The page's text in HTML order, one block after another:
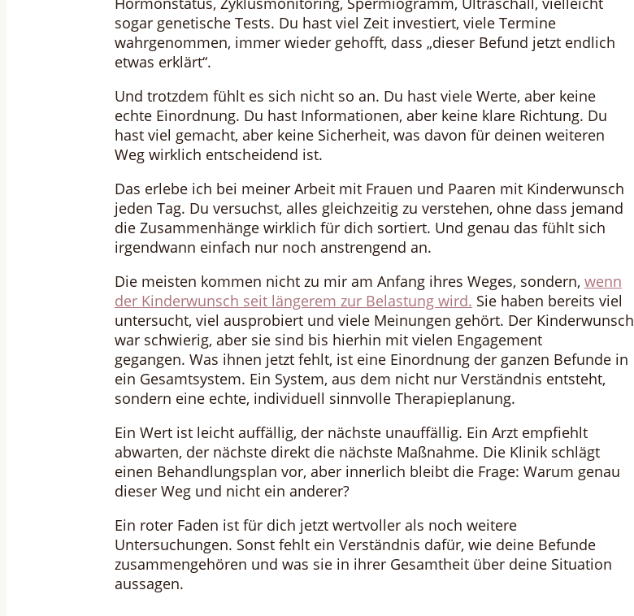
sogar genetische Tests. Du hast viel Zeit investiert, viele Termine
wahrgenommen, immer wieder gehofft, dass „dieser Befund jetzt endlich
etwas erklärt“.
Und trotzdem fühlt es sich nicht so an. Du hast viele Werte, aber keine
echte Einordnung. Du hast Informationen, aber keine klare Richtung. Du
hast viel gemacht, aber keine Sicherheit, was davon für deinen weiteren
Weg wirklich entscheidend ist.
Das erlebe ich bei meiner Arbeit mit Frauen und Paaren mit Kinderwunsch
jeden Tag. Du versuchst, alles gleichzeitig zu verstehen, ohne dass jemand
die Zusammenhänge wirklich für dich sortiert. Und genau das fühlt sich
irgendwann einfach nur noch anstrengend an.
Die meisten kommen nicht zu mir am Anfang ihres Weges, sondern, wenn
der Kinderwunsch seit längerem zur Belastung wird. Sie haben bereits viel
untersucht, viel ausprobiert und viele Meinungen gehört. Der Kinderwunsch
war schwierig, aber sie sind bis hierhin mit vielen Engagement
gegangen. Was ihnen jetzt fehlt, ist eine Einordnung der ganzen Befunde in
ein Gesamtsystem. Ein System, aus dem nicht nur Verständnis entsteht,
sondern eine echte, individuell sinnvolle Therapieplanung.
Ein Wert ist leicht auffällig, der nächste unauffällig. Ein Arzt empfiehlt
abwarten, der nächste direkt die nächste Maßnahme. Die Klinik schlägt
einen Behandlungsplan vor, aber innerlich bleibt die Frage: Warum genau
dieser Weg und nicht ein anderer?
Ein roter Faden ist für dich jetzt wertvoller als noch weitere
Untersuchungen. Sonst fehlt ein Verständnis dafür, wie deine Befunde
zusammengehören und was sie in ihrer Gesamtheit über deine Situation
aussagen.